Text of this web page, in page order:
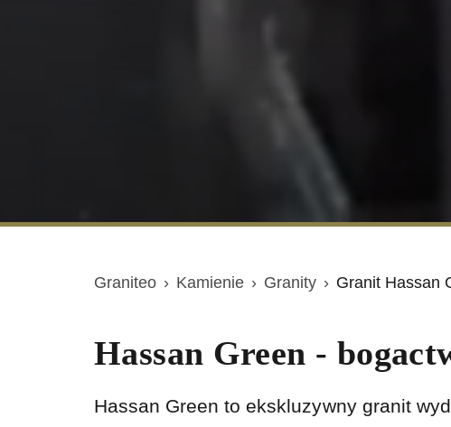
Graniteo › Kamienie › Granity › Granit Hassan
Hassan Green -
Hassan Green to ekskluzywny granit